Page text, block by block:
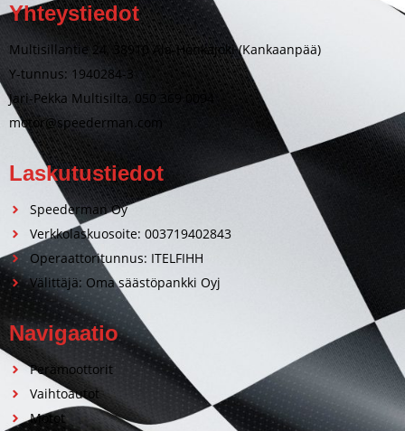
Yhteystiedot
Multisillantie 24, 38910 Ala-Honkajoki (Kankaanpää)
Y-tunnus: 1940284-3
Jari-Pekka Multisilta, 050 369 0094
motor@speederman.com
Laskutustiedot
Speederman Oy
Verkkolaskuosoite: 003719402843
Operaattoritunnus: ITELFIHH
Välittäjä: Oma säästöpankki Oyj
Navigaatio
Perämoottorit
Vaihtoautot
Motot